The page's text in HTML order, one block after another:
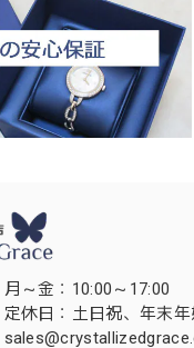
月～金：10:00～17:00
定休日：土日祝、年末